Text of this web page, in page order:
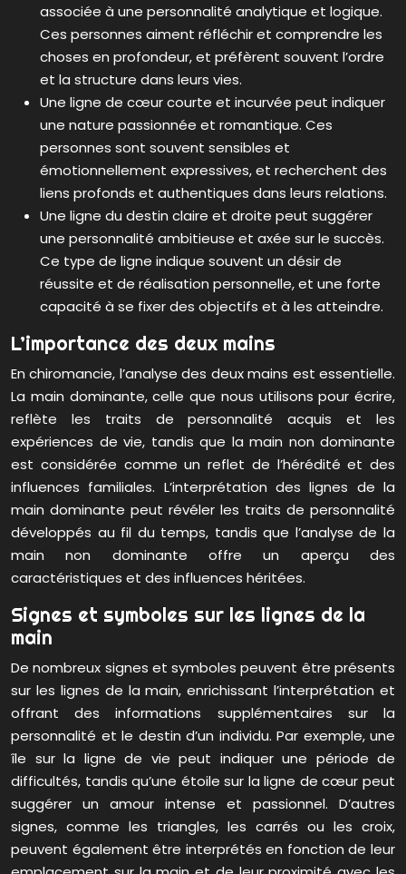
associée à une personnalité analytique et logique.
Ces personnes aiment réfléchir et comprendre les
choses en profondeur, et préfèrent souvent l’ordre
et la structure dans leurs vies.
Une ligne de cœur courte et incurvée peut indiquer
une nature passionnée et romantique. Ces
personnes sont souvent sensibles et
émotionnellement expressives, et recherchent des
liens profonds et authentiques dans leurs relations.
Une ligne du destin claire et droite peut suggérer
une personnalité ambitieuse et axée sur le succès.
Ce type de ligne indique souvent un désir de
réussite et de réalisation personnelle, et une forte
capacité à se fixer des objectifs et à les atteindre.
L’importance des deux mains
En chiromancie, l’analyse des deux mains est essentielle.
La main dominante, celle que nous utilisons pour écrire,
reflète les traits de personnalité acquis et les
expériences de vie, tandis que la main non dominante
est considérée comme un reflet de l’hérédité et des
influences familiales. L’interprétation des lignes de la
main dominante peut révéler les traits de personnalité
développés au fil du temps, tandis que l’analyse de la
main non dominante offre un aperçu des
caractéristiques et des influences héritées.
Signes et symboles sur les lignes de la
main
De nombreux signes et symboles peuvent être présents
sur les lignes de la main, enrichissant l’interprétation et
offrant des informations supplémentaires sur la
personnalité et le destin d’un individu. Par exemple, une
île sur la ligne de vie peut indiquer une période de
difficultés, tandis qu’une étoile sur la ligne de cœur peut
suggérer un amour intense et passionnel. D’autres
signes, comme les triangles, les carrés ou les croix,
peuvent également être interprétés en fonction de leur